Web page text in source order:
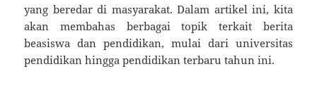
yang beredar di masyarakat. Dalam artikel ini, kita
akan membahas berbagai topik terkait berita
beasiswa dan pendidikan, mulai dari universitas
pendidikan hingga pendidikan terbaru tahun ini.